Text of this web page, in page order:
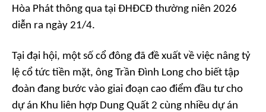
Hòa Phát thông qua tại ĐHĐCĐ thường niên 2026
diễn ra ngày 21/4.
Tại đại hội, một số cổ đông đã đề xuất về việc nâng tỷ
lệ cổ tức tiền mặt, ông Trần Đình Long cho biết tập
đoàn đang bước vào giai đoạn cao điểm đầu tư cho
dự án Khu liên hợp Dung Quất 2 cùng nhiều dự án